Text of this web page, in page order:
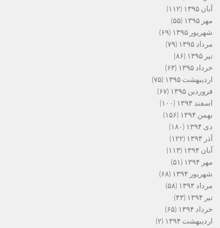
آبان ۱۳۹۵
(۱۱۲)
مهر ۱۳۹۵
(۵۵)
شهریور ۱۳۹۵
(۶۹)
مرداد ۱۳۹۵
(۷۹)
تیر ۱۳۹۵
(۸۶)
خرداد ۱۳۹۵
(۶۳)
اردیبهشت ۱۳۹۵
(۷۵)
فروردین ۱۳۹۵
(۶۷)
اسفند ۱۳۹۴
(۱۰۰)
بهمن ۱۳۹۴
(۱۵۶)
دی ۱۳۹۴
(۱۸۰)
آذر ۱۳۹۴
(۱۲۲)
آبان ۱۳۹۴
(۱۱۳)
مهر ۱۳۹۴
(۵۱)
شهریور ۱۳۹۴
(۶۸)
مرداد ۱۳۹۴
(۵۸)
تیر ۱۳۹۴
(۴۳)
خرداد ۱۳۹۴
(۶۵)
اردیبهشت ۱۳۹۴
(۲)